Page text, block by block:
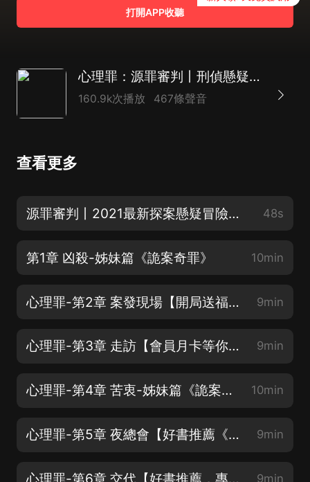
打開APP收聽
心理罪：源罪審判丨刑偵懸疑燒腦丨恐怖凶殺故事
160.9k次播放 467條聲音
查看更多
源罪審判丨2021最新探案懸疑冒險故事【歡迎訂閱】 48s
第1章 凶殺-姊妹篇《詭案奇罪》 10min
心理罪-第2章 案發現場【開局送福利了~】 9min
心理罪-第3章 走訪【會員月卡等你拿~】 9min
心理罪-第4章 苦衷-姊妹篇《詭案奇罪》 10min
心理罪-第5章 夜總會【好書推薦《詭案迷霧劇場》】 9min
9min